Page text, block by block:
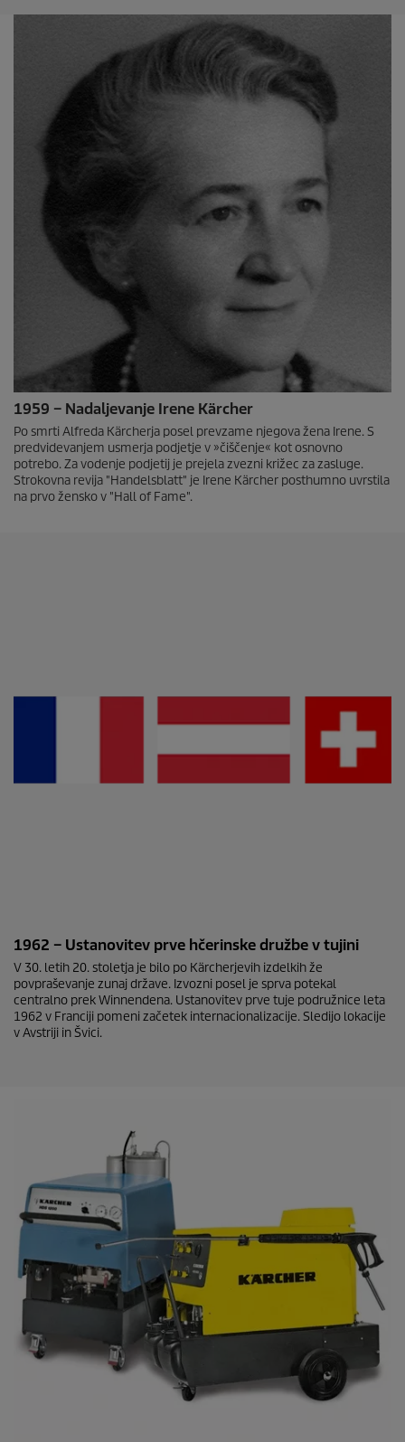
1959 – Nadaljevanje Irene Kärcher
Po smrti Alfreda Kärcherja posel prevzame njegova žena Irene. S
predvidevanjem usmerja podjetje v »čiščenje« kot osnovno
potrebo. Za vodenje podjetij je prejela zvezni križec za zasluge.
Strokovna revija "Handelsblatt" je Irene Kärcher posthumno uvrstila
na prvo žensko v "Hall of Fame".
1962 – Ustanovitev prve hčerinske družbe v tujini
V 30. letih 20. stoletja je bilo po Kärcherjevih izdelkih že
povpraševanje zunaj države. Izvozni posel je sprva potekal
centralno prek Winnendena. Ustanovitev prve tuje podružnice leta
1962 v Franciji pomeni začetek internacionalizacije. Sledijo lokacije
v Avstriji in Švici.